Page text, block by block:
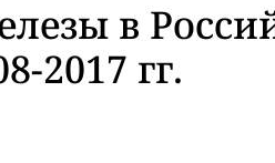
в
2017 гг.